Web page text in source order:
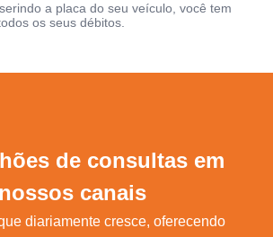
a placa do seu veículo, você tem
os seus débitos.
de consultas em
nossos canais
diariamente cresce, oferecendo